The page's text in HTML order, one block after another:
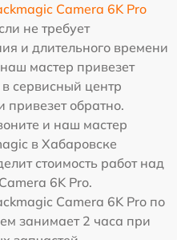
Camera 6K Pro
не требует
и длительного времени
мастер привезет
сервисный центр
привезет обратно.
и наш мастер
в Хабаровске
стоимость работ над
6K Pro.
Camera 6K Pro по
занимает 2 часа при